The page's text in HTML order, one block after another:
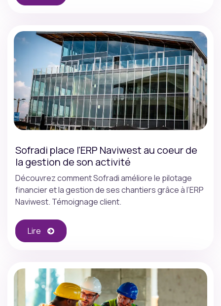
Sofradi place l'ERP Naviwest au coeur de
la gestion de son activité
Découvrez comment Sofradi améliore le pilotage
financier et la gestion de ses chantiers grâce à l’ERP
Naviwest. Témoignage client.
Lire